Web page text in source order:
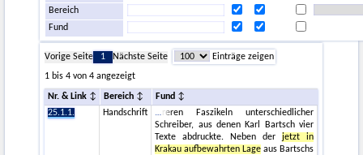
Bereich
Fund
Vorige Seite 1 Nächste Seite
Einträge zeigen
1 bis 4 von 4 angezeigt
Nr. & Link Bereich
Fund
25.1.1.
Handschrift
reren Faszikeln unterschiedlicher
Schreiber, aus denen Karl Bartsch vier
Texte abdruckte. Neben der jetzt in
Krakau aufbewahrten Lage aus Bartschs